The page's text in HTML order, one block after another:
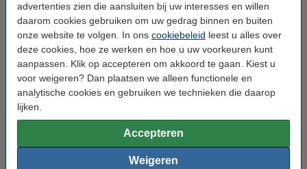
advertenties zien die aansluiten bij uw interesses en willen
daarom cookies gebruiken om uw gedrag binnen en buiten
onze website te volgen. In ons cookiebeleid leest u alles over
deze cookies, hoe ze werken en hoe u uw voorkeuren kunt
aanpassen. Klik op accepteren om akkoord te gaan. Kiest u
voor weigeren? Dan plaatsen we alleen functionele en
analytische cookies en gebruiken we technieken die daarop
lijken.
Accepteren
Weigeren
2000-3000K | 4.3W (34W)
123led 88 lm/W
Instelbaar wit
2000-3000 K
Bekijk de specificaties en beschrijving
Direct leverbaar
Morgen in huis
€ 12,95 Bestellen